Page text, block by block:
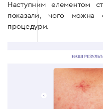
Наступним елементом
показали, чого можна
процедури.